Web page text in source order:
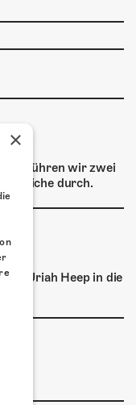
führen wir zwei
durch.
Uriah Heep in die
×